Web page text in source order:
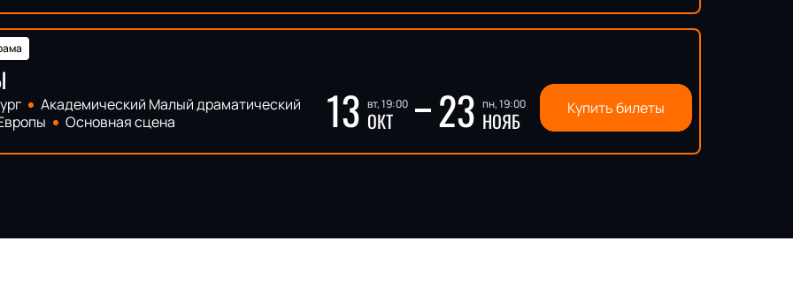
Академический Малый драматический
Основная сцена 13 вт, 19:00
ОКТ 23 пн, 19:00
НОЯБ Купить билеты